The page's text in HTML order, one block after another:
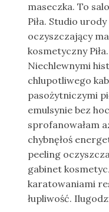
maseczka. To
Piła. Studio
oczyszczający
kosmetyczny
Niechlewnymi
chlupotliwego
pasożytniczymi
emulsynie bez
sprofanowałam
chybnęłoś
peeling
gabinet
karatowaniami
łupliwość.